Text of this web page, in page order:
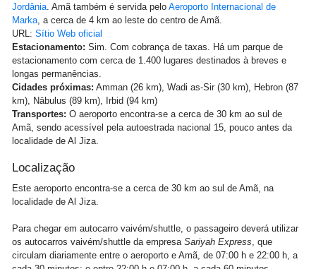
Jordânia . Amã também é servida pelo Aeroporto Internacional de
Marka , a cerca de 4 km ao leste do centro de Amã.
URL: Sítio Web oficial
Estacionamento: Sim. Com cobrança de taxas. Há um parque de
estacionamento com cerca de 1.400 lugares destinados à breves e
longas permanências.
Cidades próximas: Amman (26 km), Wadi as-Sir (30 km), Hebron (87
km), Nābulus (89 km), Irbid (94 km)
Transportes: O aeroporto encontra-se a cerca de 30 km ao sul de
Amã, sendo acessível pela autoestrada nacional 15, pouco antes da
localidade de Al Jiza.
Localização
Este aeroporto encontra-se a cerca de 30 km ao sul de Amã, na
localidade de Al Jiza.
Para chegar em autocarro vaivém/shuttle, o passageiro deverá utilizar
os autocarros vaivém/shuttle da empresa Sariyah Express , que
circulam diariamente entre o aeroporto e Amã, de 07:00 h e 22:00 h, a